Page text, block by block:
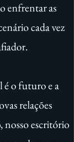
enfrentar as
cada vez
o futuro e a
relações
nosso escritório